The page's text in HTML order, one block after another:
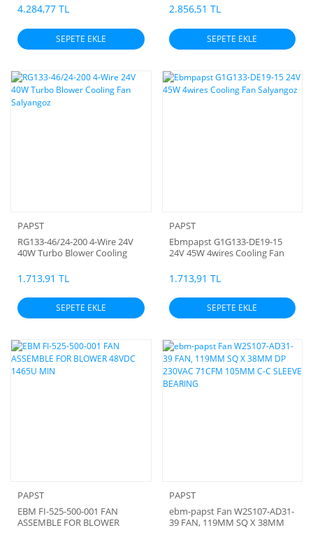
4.284,77 TL
SEPETE EKLE
2.856,51 TL
SEPETE EKLE
PAPST
RG133-46/24-200 4-Wire 24V
40W Turbo Blower Cooling
1.713,91 TL
SEPETE EKLE
PAPST
Ebmpapst G1G133-DE19-15
24V 45W 4wires Cooling Fan
1.713,91 TL
SEPETE EKLE
PAPST
EBM FI-525-500-001 FAN
ASSEMBLE FOR BLOWER
PAPST
ebm-papst Fan W2S107-AD31-
39 FAN, 119MM SQ X 38MM